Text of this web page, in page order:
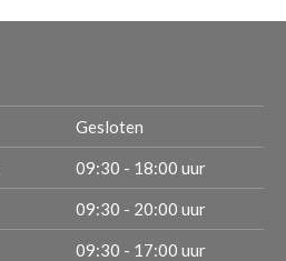
Gesloten
09:30 - 18:00 uur
09:30 - 20:00 uur
09:30 - 17:00 uur